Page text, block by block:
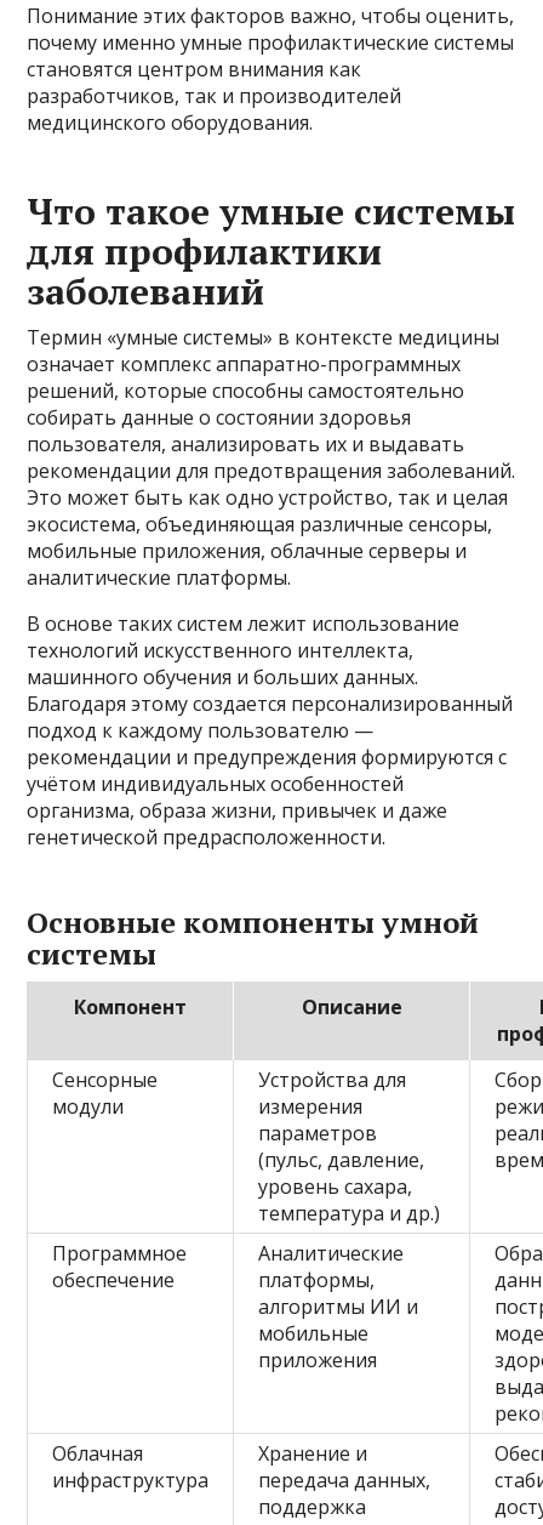
Понимание этих факторов важно, чтобы оценить,
почему именно умные профилактические системы
становятся центром внимания как
разработчиков, так и производителей
медицинского оборудования.
Что такое умные системы
для профилактики
заболеваний
Термин «умные системы» в контексте медицины
означает комплекс аппаратно-программных
решений, которые способны самостоятельно
собирать данные о состоянии здоровья
пользователя, анализировать их и выдавать
рекомендации для предотвращения заболеваний.
Это может быть как одно устройство, так и целая
экосистема, объединяющая различные сенсоры,
мобильные приложения, облачные серверы и
аналитические платформы.
В основе таких систем лежит использование
технологий искусственного интеллекта,
машинного обучения и больших данных.
Благодаря этому создается персонализированный
подход к каждому пользователю —
рекомендации и предупреждения формируются с
учётом индивидуальных особенностей
организма, образа жизни, привычек и даже
генетической предрасположенности.
Основные компоненты умной
системы
Компонент Описание
Сенсорные
модули
Устройства для
измерения
параметров
(пульс, давление,
уровень сахара,
температура и др.)
Программное
обеспечение
Аналитические
платформы,
алгоритмы ИИ и
мобильные
приложения
Облачная
инфраструктура
Хранение и
передача данных,
поддержка